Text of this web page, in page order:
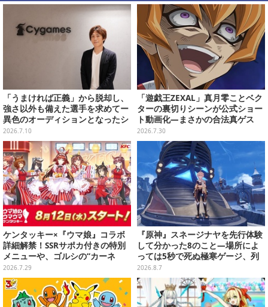
「うまければ正義」から脱却し、
強さ以外も備えた選手を求めてー
異色のオーディションとなったシ
ャドバ合宿の“狙い”【インタビュ
ー】
2026.7.10
「遊戯王ZEXAL」真月零ことベク
ターの裏切りシーンが公式ショー
ト動画化―まさかの合法真ゲス
2026.7.30
ケンタッキー×『ウマ娘』コラボ
詳細解禁！SSRサポカ付きの特別
メニューや、ゴルシの“カーネ
ル・サンダース衣装”がゲーム内
に実装
2026.7.29
『原神』スネージナヤを先行体験
して分かった8のこと―場所によ
っては5秒で死ぬ極寒ゲージ、列
車は“ダイナミック途中下車”可能
など自由度高め
2026.8.7